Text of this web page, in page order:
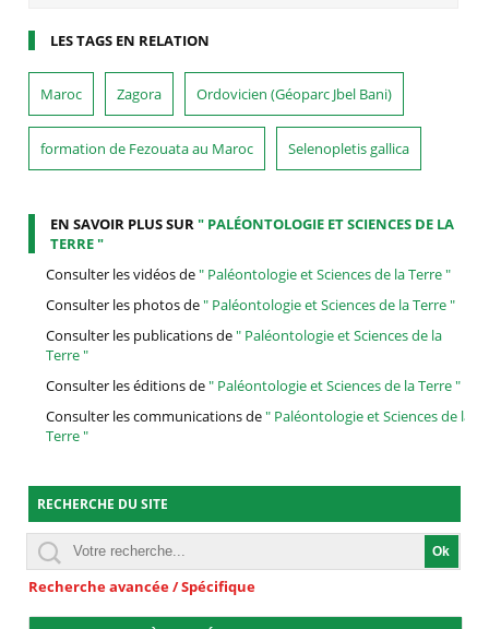
LES TAGS EN RELATION
Maroc Zagora Ordovicien (Géoparc Jbel Bani)
formation de Fezouata au Maroc Selenopletis gallica
EN SAVOIR PLUS SUR" PALÉONTOLOGIE ET SCIENCES DE LA
TERRE "
Consulter les vidéos de" Paléontologie et Sciences de la Terre "
Consulter les photos de" Paléontologie et Sciences de la Terre "
Consulter les publications de" Paléontologie et Sciences de la
Terre "
Consulter les éditions de" Paléontologie et Sciences de la Terre "
Consulter les communications de" Paléontologie et Sciences de la
Terre "
RECHERCHE DU SITE
Recherche avancée / Spécifique